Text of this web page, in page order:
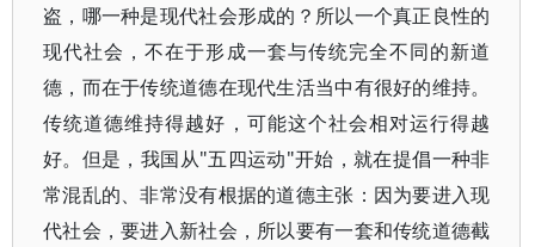
盗，哪一种是现代社会形成的？所以一个真正良性的
现代社会，不在于形成一套与传统完全不同的新道
德，而在于传统道德在现代生活当中有很好的维持。
传统道德维持得越好，可能这个社会相对运行得越
好。但是，我国从"五四运动"开始，就在提倡一种非
常混乱的、非常没有根据的道德主张：因为要进入现
代社会，要进入新社会，所以要有一套和传统道德截